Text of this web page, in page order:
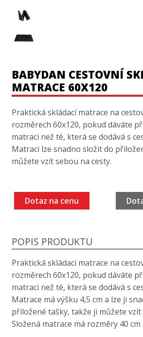
BABYDAN CESTOVNÍ
MATRACE 60X120
Praktická skládací matrace na
rozměrech 60x120, pokud dáváte
matraci než té, která se dodává s
Matraci lze snadno složit do
můžete vzít sebou na cesty.
Dotaz na cenu
POPIS PRODUKTU
Praktická skládací matrace na
rozměrech 60x120, pokud dáváte
matraci než té, která se dodává s
Matrace má výšku 4,5 cm a lze ji
přiložené tašky, takže ji můžete vzít
Složená matrace má rozměry 40 cm